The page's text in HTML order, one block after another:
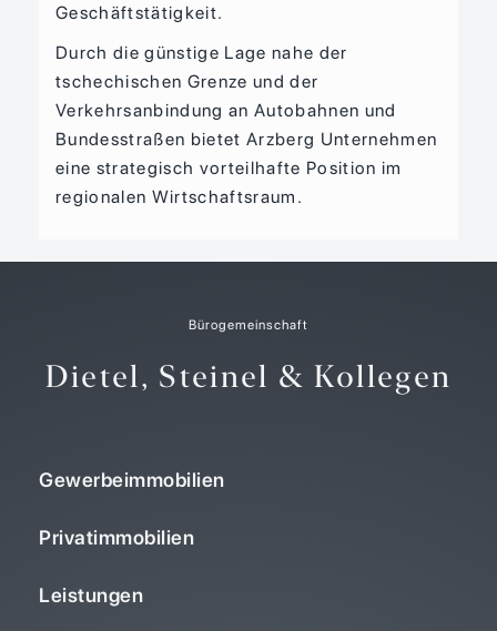
Geschäftstätigkeit.
Durch die günstige Lage nahe der
tschechischen Grenze und der
Verkehrsanbindung an Autobahnen und
Bundesstraßen bietet Arzberg Unternehmen
eine strategisch vorteilhafte Position im
regionalen Wirtschaftsraum.
Bürogemeinschaft
Dietel, Steinel & Kollegen
Gewerbeimmobilien
Privatimmobilien
Leistungen